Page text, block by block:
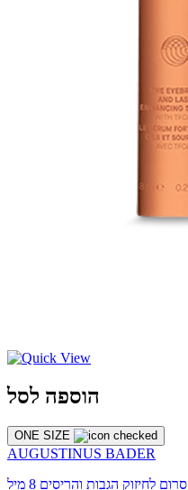
הוספה לסל
ONE SIZE
AUGUSTINUS BADER
סרום לחיזוק הגבות והריסים 8 מיל